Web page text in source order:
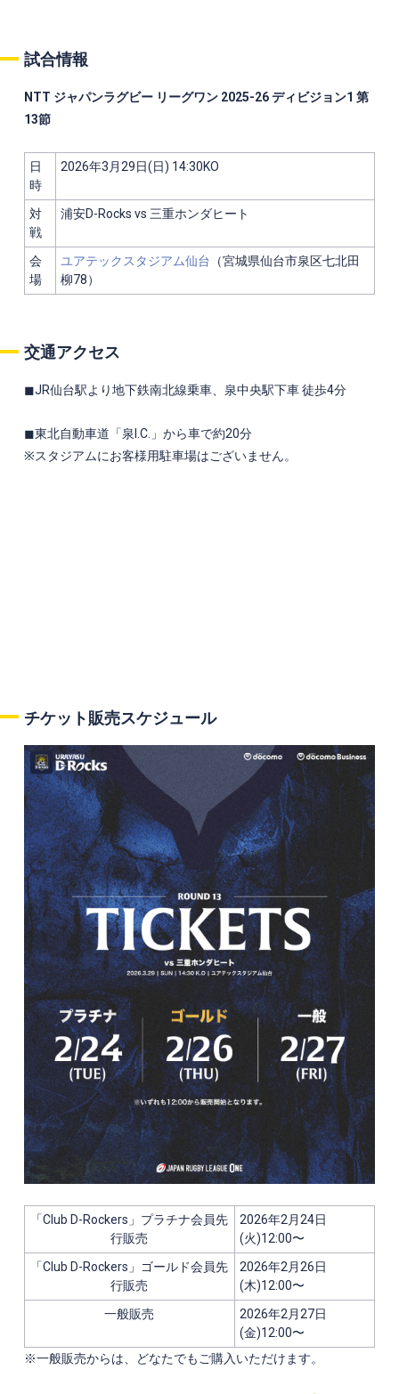
試合情報
NTT ジャパンラグビー リーグワン 2025-26 ディビジョン1 第
13節
日
時
2026年3月29日(日) 14:30KO
対
戦
浦安D-Rocks vs 三重ホンダヒート
会
場
ユアテックスタジアム仙台 （宮城県仙台市泉区七北田
柳78）
交通アクセス
◼︎JR仙台駅より地下鉄南北線乗車、泉中央駅下車 徒歩4分
◼︎東北自動車道「泉I.C.」から車で約20分
※スタジアムにお客様用駐車場はございません。
チケット販売スケジュール
「Club D-Rockers」プラチナ会員先
行販売
2026年2月24日
(火)12:00〜
「Club D-Rockers」ゴールド会員先
行販売
2026年2月26日
(木)12:00〜
一般販売
2026年2月27日
(金)12:00〜
※一般販売からは、どなたでもご購入いただけます。